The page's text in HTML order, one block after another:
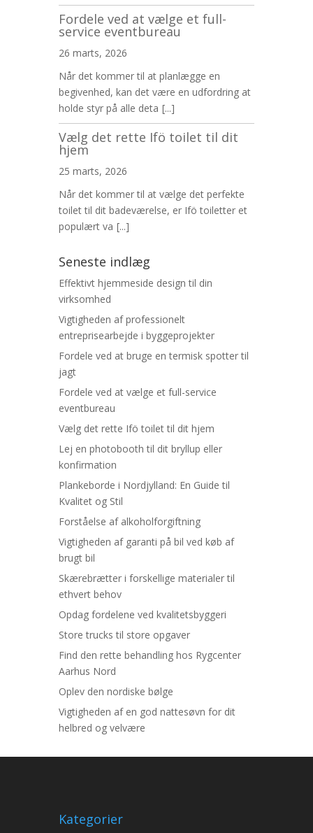
Fordele ved at vælge et full-
service eventbureau
26 marts, 2026
Når det kommer til at planlægge en
begivenhed, kan det være en udfordring at
holde styr på alle deta [...]
Vælg det rette Ifö toilet til dit
hjem
25 marts, 2026
Når det kommer til at vælge det perfekte
toilet til dit badeværelse, er Ifö toiletter et
populært va [...]
Seneste indlæg
Effektivt hjemmeside design til din
virksomhed
Vigtigheden af professionelt
entreprisearbejde i byggeprojekter
Fordele ved at bruge en termisk spotter til
jagt
Fordele ved at vælge et full-service
eventbureau
Vælg det rette Ifö toilet til dit hjem
Lej en photobooth til dit bryllup eller
konfirmation
Plankeborde i Nordjylland: En Guide til
Kvalitet og Stil
Forståelse af alkoholforgiftning
Vigtigheden af garanti på bil ved køb af
brugt bil
Skærebrætter i forskellige materialer til
ethvert behov
Opdag fordelene ved kvalitetsbyggeri
Store trucks til store opgaver
Find den rette behandling hos Rygcenter
Aarhus Nord
Oplev den nordiske bølge
Vigtigheden af en god nattesøvn for dit
helbred og velvære
Kategorier